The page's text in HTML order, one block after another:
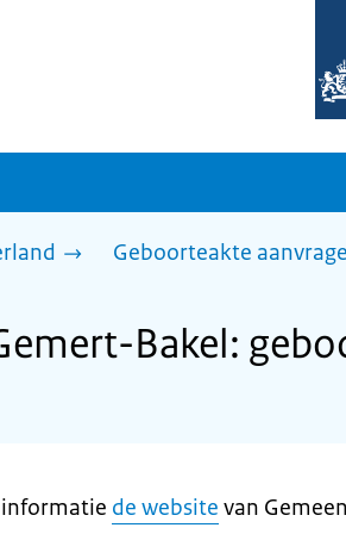
Geboorteakte
Bakel:
de website van